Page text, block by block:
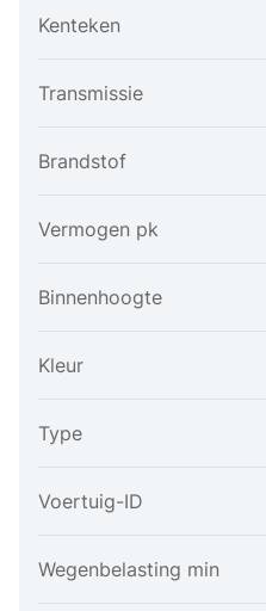
Kenteken
Transmissie
Brandstof
Vermogen pk
Binnenhoogte
Kleur
Type
Voertuig-ID
Wegenbelasting min